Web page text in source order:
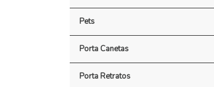
Pets
Porta Canetas
Porta Retratos